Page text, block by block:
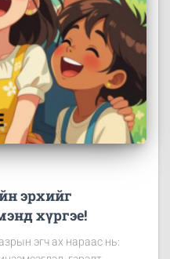
эрхийг
хүргэе!
эгч ах нараас нь: